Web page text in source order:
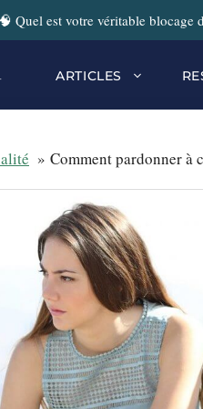
🧠 Quel est votre véritable blocage
ARTICLES
Comment pardonner à